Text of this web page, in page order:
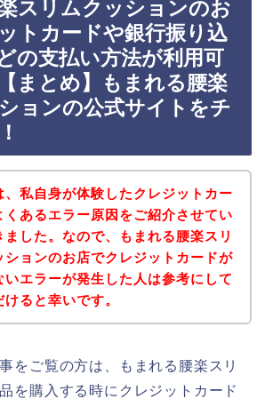
スリムクッションのお
トカードや銀行振り込
の支払い方法が利用可
まとめ】もまれる腰楽
ョンの公式サイトをチ
、私自身が体験したクレジットカー
くあるエラー原因をご紹介させてい
ました。なので、もまれる腰楽スリ
ションのお店でクレジットカードが
いエラーが発生した人は参考にして
けると幸いです。
をご覧の方は、もまれる腰楽スリ
を購入する時にクレジットカード